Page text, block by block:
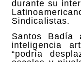
durante su
Sindicalistas.
Santos
inteligencia
“podría